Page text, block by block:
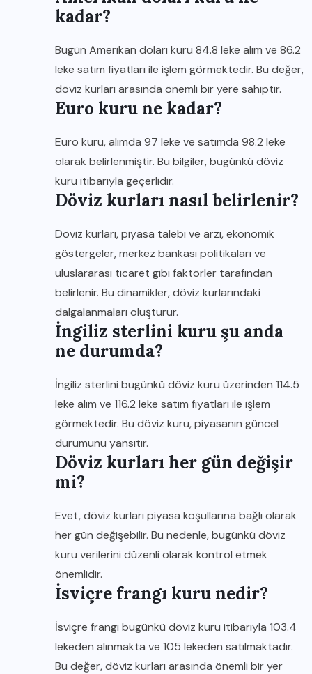
kadar?
Bugün Amerikan doları kuru 84.8 leke alım ve 86.2
leke satım fiyatları ile işlem görmektedir. Bu değer,
döviz kurları arasında önemli bir yere sahiptir.
Euro kuru ne kadar?
Euro kuru, alımda 97 leke ve satımda 98.2 leke
olarak belirlenmiştir. Bu bilgiler, bugünkü döviz
kuru itibarıyla geçerlidir.
Döviz kurları nasıl belirlenir?
Döviz kurları, piyasa talebi ve arzı, ekonomik
göstergeler, merkez bankası politikaları ve
uluslararası ticaret gibi faktörler tarafından
belirlenir. Bu dinamikler, döviz kurlarındaki
dalgalanmaları oluşturur.
İngiliz sterlini kuru şu anda
ne durumda?
İngiliz sterlini bugünkü döviz kuru üzerinden 114.5
leke alım ve 116.2 leke satım fiyatları ile işlem
görmektedir. Bu döviz kuru, piyasanın güncel
durumunu yansıtır.
Döviz kurları her gün değişir
mi?
Evet, döviz kurları piyasa koşullarına bağlı olarak
her gün değişebilir. Bu nedenle, bugünkü döviz
kuru verilerini düzenli olarak kontrol etmek
önemlidir.
İsviçre frangı kuru nedir?
İsviçre frangı bugünkü döviz kuru itibarıyla 103.4
lekeden alınmakta ve 105 lekeden satılmaktadır.
Bu değer, döviz kurları arasında önemli bir yer